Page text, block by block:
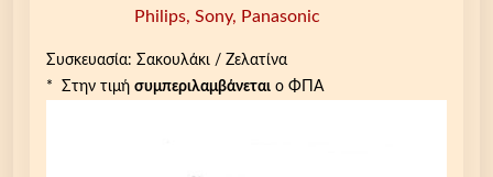
Philips, Sony, Panasonic
Συσκευασία: Σακουλάκι / Ζελατίνα
* Στην τιμή συμπεριλαμβάνεται ο ΦΠΑ